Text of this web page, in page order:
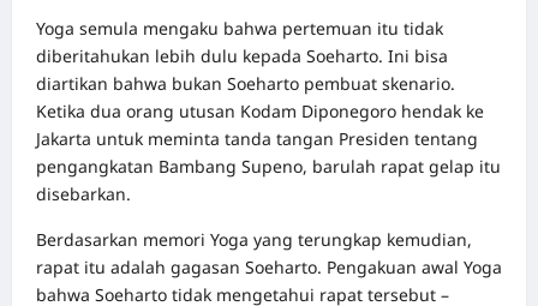
Yoga semula mengaku bahwa pertemuan itu tidak
diberitahukan lebih dulu kepada Soeharto. Ini bisa
diartikan bahwa bukan Soeharto pembuat skenario.
Ketika dua orang utusan Kodam Diponegoro hendak ke
Jakarta untuk meminta tanda tangan Presiden tentang
pengangkatan Bambang Supeno, barulah rapat gelap itu
disebarkan.
Berdasarkan memori Yoga yang terungkap kemudian,
rapat itu adalah gagasan Soeharto. Pengakuan awal Yoga
bahwa Soeharto tidak mengetahui rapat tersebut –